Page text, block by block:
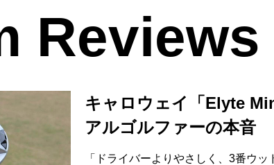
Reviews
キャロウェイ「Elyte
アルゴルファーの本音
「ドライバーよりやさしく、3番ウ
ニック
※メーカー名やクラブ名など、検索したい